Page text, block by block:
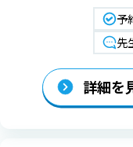
予
先
詳細を